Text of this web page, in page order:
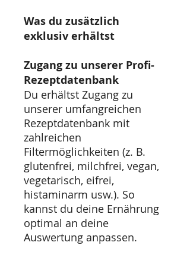
Was du zusätzlich
exklusiv erhältst
Zugang zu unserer Profi-
Rezeptdatenbank
Du erhältst Zugang zu
unserer umfangreichen
Rezeptdatenbank mit
zahlreichen
Filtermöglichkeiten (z. B.
glutenfrei, milchfrei, vegan,
vegetarisch, eifrei,
histaminarm usw.). So
kannst du deine Ernährung
optimal an deine
Auswertung anpassen.